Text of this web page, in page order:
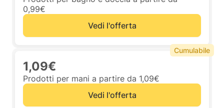
0,99€
Vedi l'offerta
1,09€
Prodotti per mani a partire da 1,09€
Vedi l'offerta
Cumulabile